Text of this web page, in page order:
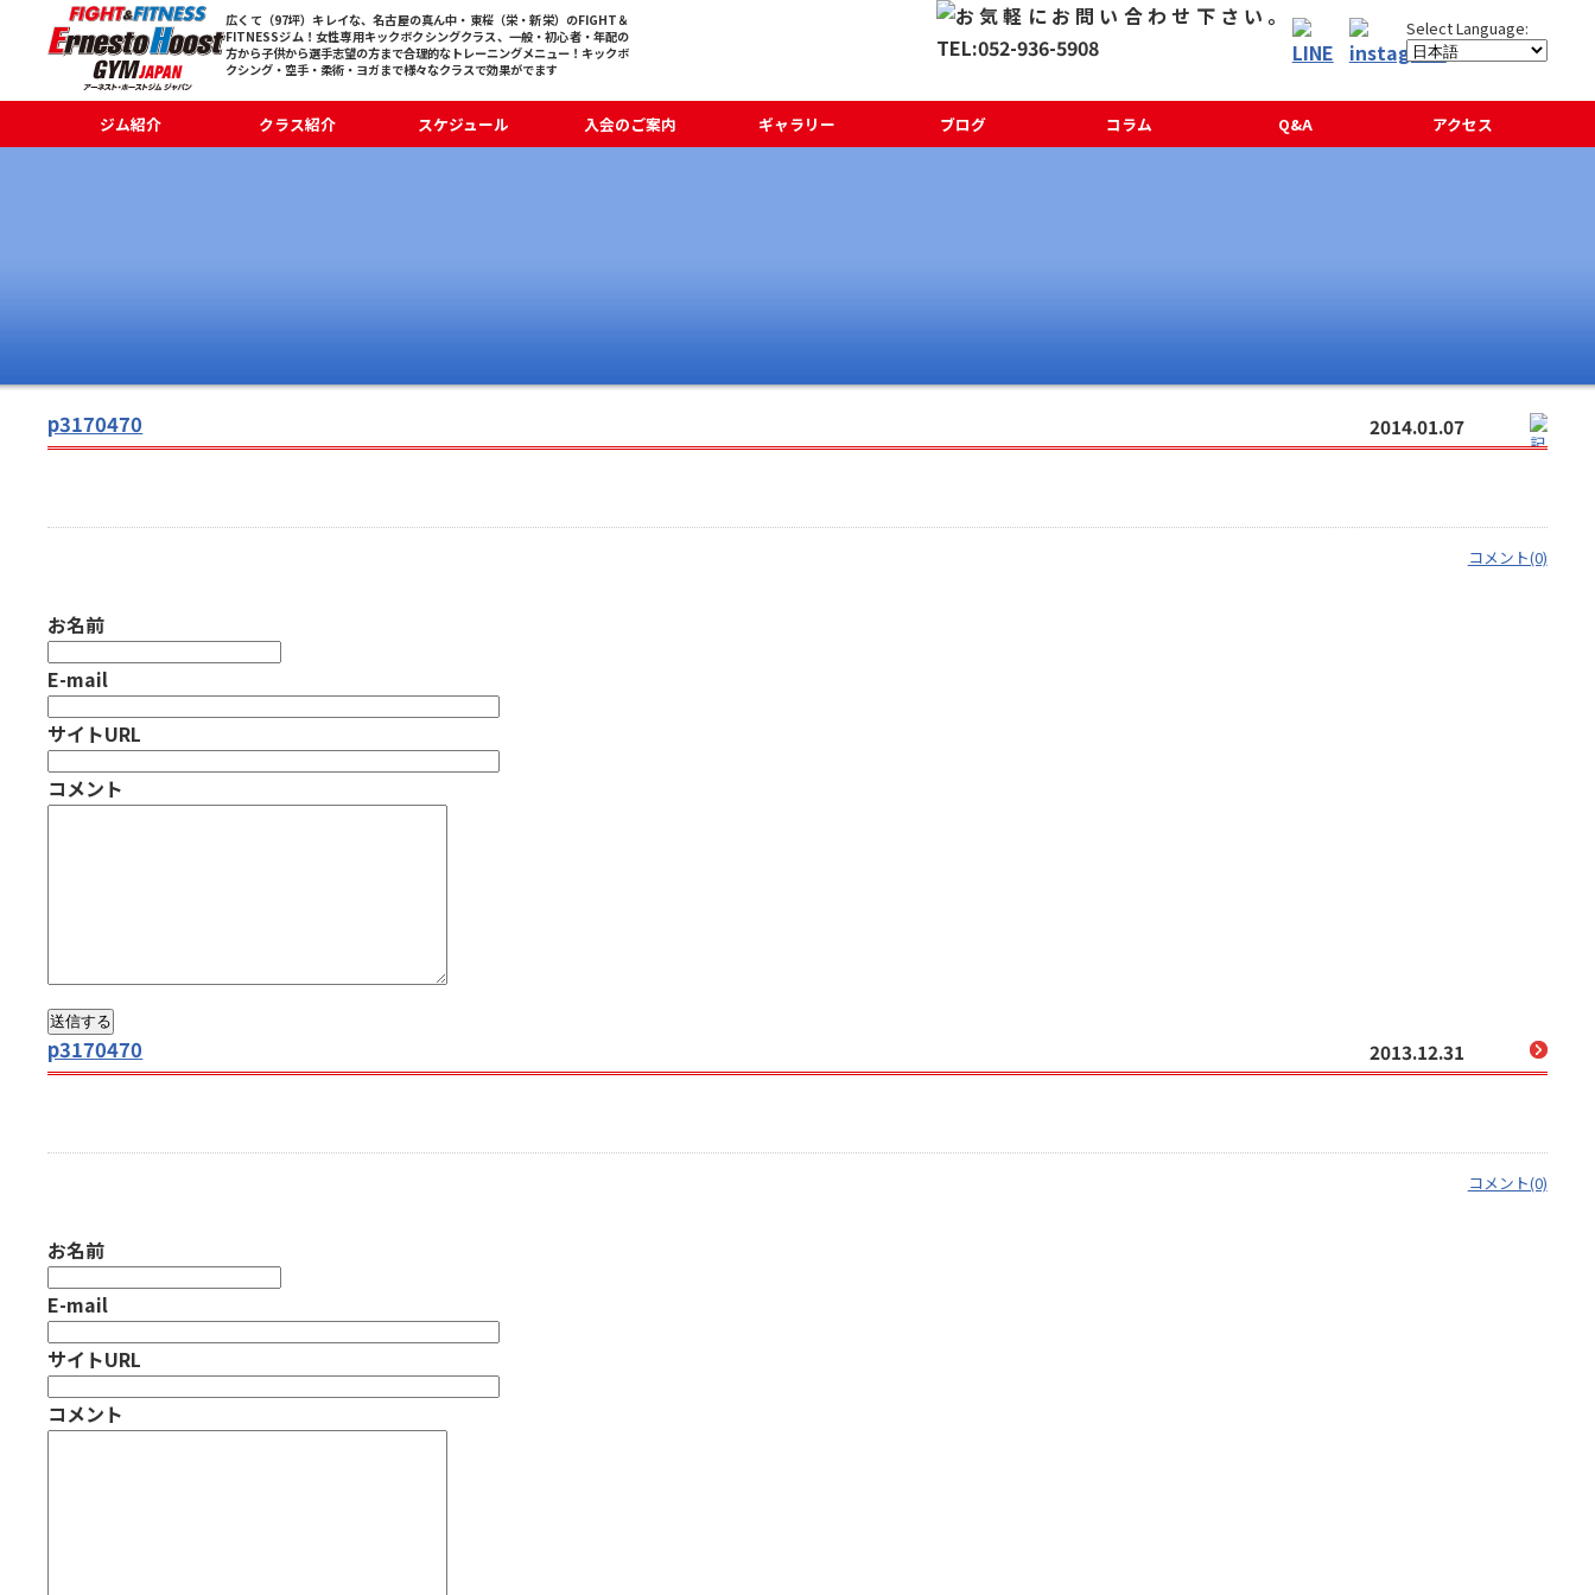
広くて（97坪）キレイな、名古屋の真ん中・東桜（栄・新栄）のFIGHT＆
FITNESSジム！女性専用キックボクシングクラス、一般・初心者・年配の
方から子供から選手志望の方まで合理的なトレーニングメニュー！キックボ
クシング・空手・柔術・ヨガまで様々なクラスで効果がでます
ジム紹介 クラス紹介 スケジュール 入会のご案内 ギャラリー ブログ コラム Q&A アクセス
p3170470 2014.01.07
コメント(0)
お名前
E-mail
サイトURL
コメント
p3170470 2013.12.31
コメント(0)
お名前
E-mail
サイトURL
コメント